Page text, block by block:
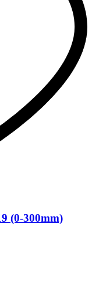
(0-300mm)